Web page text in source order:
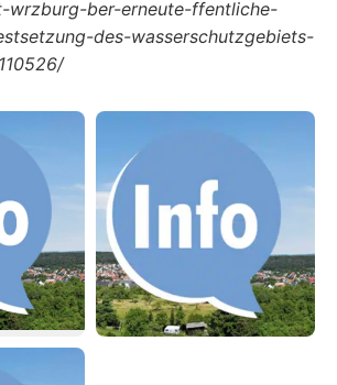
wrzburg-ber-erneute-ffentliche-
des-wasserschutzgebiets-